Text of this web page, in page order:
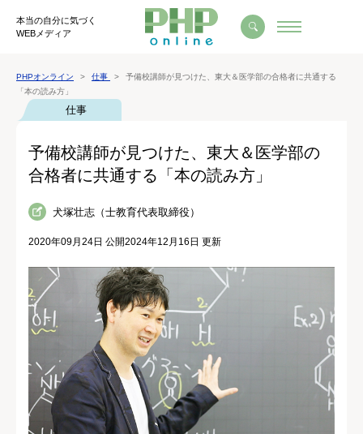
本当の自分に気づく
WEBメディア
PHPオンライン 仕事
予備校講師が見つけた、東大＆医学部の合格者に共通する
「本の読み方」
仕事
予備校講師が見つけた、東大＆医学部の
合格者に共通する「本の読み方」
犬塚壮志（士教育代表取締役）
2020年09月24日 公開2024年12月16日 更新